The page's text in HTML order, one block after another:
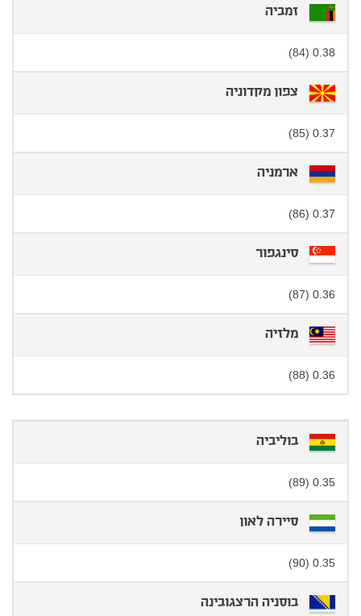
זמביה
0.38 (84)
צפון מקדוניה
0.37 (85)
ארמניה
0.37 (86)
סינגפור
0.36 (87)
מלזיה
0.36 (88)
בוליביה
0.35 (89)
סיירה לאון
0.35 (90)
בוסניה הרצגובינה